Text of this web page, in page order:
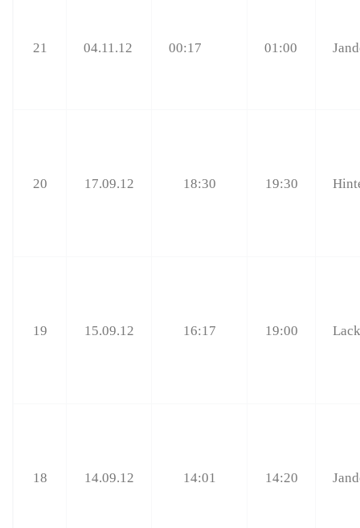
21 04.11.12 00:17 01:00
20 17.09.12 18:30 19:30
19 15.09.12 16:17 19:00
18 14.09.12 14:01 14:20